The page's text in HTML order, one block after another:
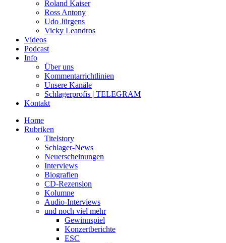
Roland Kaiser
Ross Antony
Udo Jürgens
Vicky Leandros
Videos
Podcast
Info
Über uns
Kommentarrichtlinien
Unsere Kanäle
Schlagerprofis | TELEGRAM
Kontakt
Home
Rubriken
Titelstory
Schlager-News
Neuerscheinungen
Interviews
Biografien
CD-Rezension
Kolumne
Audio-Interviews
und noch viel mehr
Gewinnspiel
Konzertberichte
ESC